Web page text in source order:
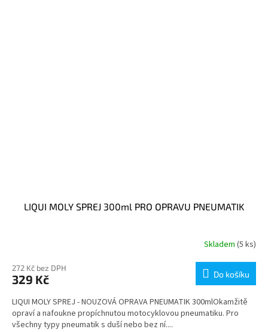
LIQUI MOLY SPREJ 300ml PRO OPRAVU PNEUMATIK
Skladem (5 ks)
272 Kč bez DPH
329 Kč Do košíku
LIQUI MOLY SPREJ - NOUZOVÁ OPRAVA PNEUMATIK 300mlOkamžitě
opraví a nafoukne propíchnutou motocyklovou pneumatiku. Pro
všechny typy pneumatik s duší nebo bez ní....